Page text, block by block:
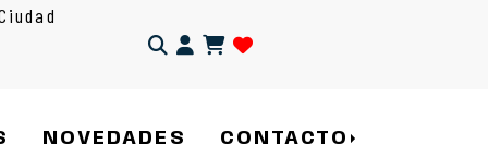
Identifícate
NOVEDADES CONTACTO